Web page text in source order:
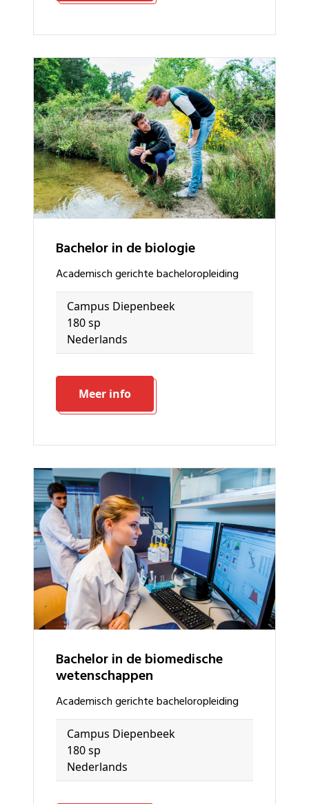
bachelor in de biologie
academisch gerichte bacheloropleiding
Campus Diepenbeek
180 sp
Nederlands
Meer info
bachelor in de biomedische
wetenschappen
academisch gerichte bacheloropleiding
Campus Diepenbeek
180 sp
Nederlands